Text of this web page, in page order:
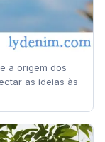
a origem dos
as ideias às